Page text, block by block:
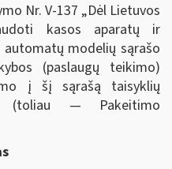
Nr. V-137 „Dėl Lietuvos
kasos aparatų ir
modelių sąrašo
(paslaugų teikimo)
į šį sąrašą taisyklių
(toliau — Pakeitimo